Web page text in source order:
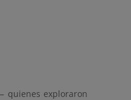
quienes exploraron